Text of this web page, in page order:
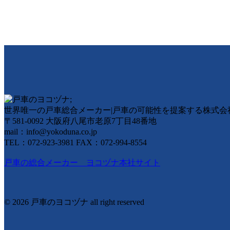
世界唯一の戸車総合メーカー|戸車の可能性を提案する株式会
〒581-0092 大阪府八尾市老原7丁目48番地
mail：info@yokoduna.co.jp
TEL：072-923-3981 FAX：072-994-8554
戸車の総合メーカー ヨコヅナ本社サイト
© 2026 戸車のヨコヅナ all right reserved